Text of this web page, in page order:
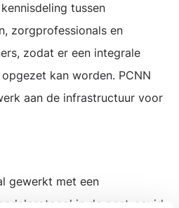
tussen
zorgprofessionals en
zodat er een integrale
kan worden. PCNN
aan de infrastructuur voor
gewerkt met een
in de post-covid